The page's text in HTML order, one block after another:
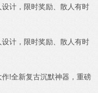
计，限时奖励、散人有时
计，限时奖励、散人有时
!全新复古沉默神器，重磅